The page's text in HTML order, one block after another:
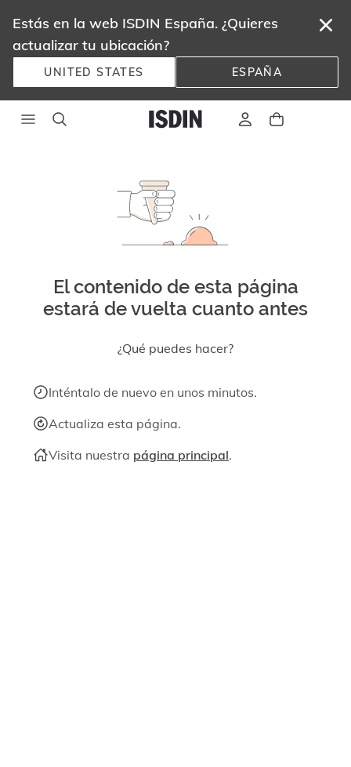
Estás en la web ISDIN España. ¿Quieres
actualizar tu ubicación?
UNITED STATES ESPAÑA
El contenido de esta página
estará de vuelta cuanto antes
¿Qué puedes hacer?
Inténtalo de nuevo en unos minutos.
Actualiza esta página.
Visita nuestra página principal.